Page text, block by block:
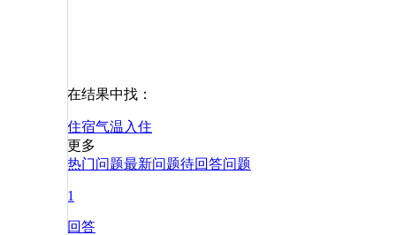
在结果中找：
住宿气温 入住
更多
热门问题最新问题待回答问题
1
回答